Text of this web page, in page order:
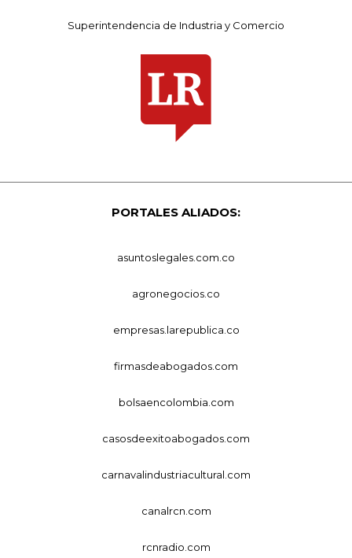
Superintendencia de Industria y Comercio
PORTALES ALIADOS:
asuntoslegales.com.co
agronegocios.co
empresas.larepublica.co
firmasdeabogados.com
bolsaencolombia.com
casosdeexitoabogados.com
carnavalindustriacultural.com
canalrcn.com
rcnradio.com